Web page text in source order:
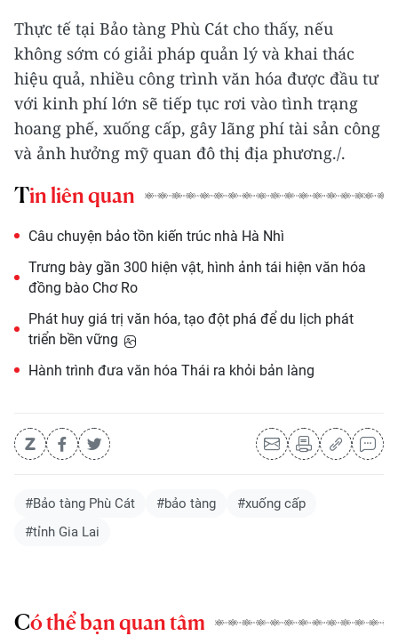
Thực tế tại Bảo tàng Phù Cát cho thấy, nếu
không sớm có giải pháp quản lý và khai thác
hiệu quả, nhiều công trình văn hóa được đầu tư
với kinh phí lớn sẽ tiếp tục rơi vào tình trạng
hoang phế, xuống cấp, gây lãng phí tài sản công
và ảnh hưởng mỹ quan đô thị địa phương./.
Tin liên quan
Câu chuyện bảo tồn kiến trúc nhà Hà Nhì
Trưng bày gần 300 hiện vật, hình ảnh tái hiện văn hóa
đồng bào Chơ Ro
Phát huy giá trị văn hóa, tạo đột phá để du lịch phát
triển bền vững
Hành trình đưa văn hóa Thái ra khỏi bản làng
#Bảo tàng Phù Cát #bảo tàng
#xuống cấp
#tỉnh Gia Lai
Có thể bạn quan tâm